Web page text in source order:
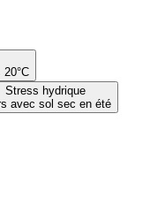
Stress hydrique
avec sol sec en été